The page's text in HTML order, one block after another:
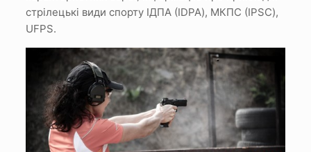
стрілецькі види спорту ІДПА (IDPA), МКПС (IPSC),
UFPS.